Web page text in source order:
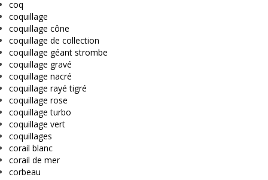
coq
coquillage
coquillage cône
coquillage de collection
coquillage géant strombe
coquillage gravé
coquillage nacré
coquillage rayé tigré
coquillage rose
coquillage turbo
coquillage vert
coquillages
corail blanc
corail de mer
corbeau